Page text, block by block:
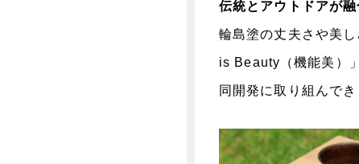
伝統とアウトドアが
輪島塗の丈夫さや美
is Beauty（機能美）
同開発に取り組んでき